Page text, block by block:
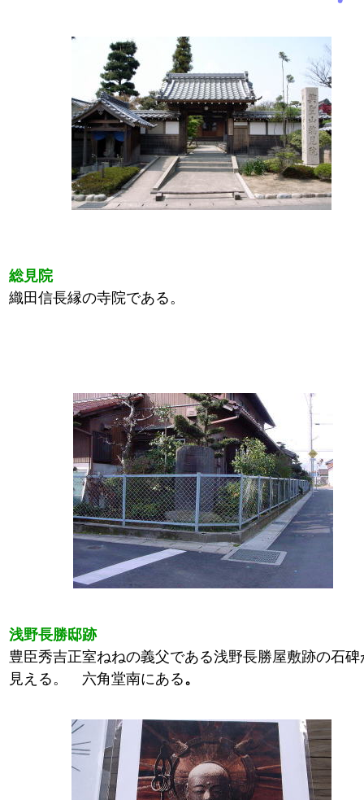
総見院
織田信長縁の寺院である。
浅野長勝邸跡
豊臣秀吉正室ねねの義父である浅野長勝屋敷跡の石碑
見える。 六角堂南にある。